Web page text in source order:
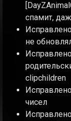
спамит,
не
clipchildren
чисел